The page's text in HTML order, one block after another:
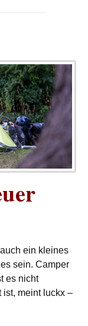
ein kleines
sein. Camper
es nicht
meint luckx –